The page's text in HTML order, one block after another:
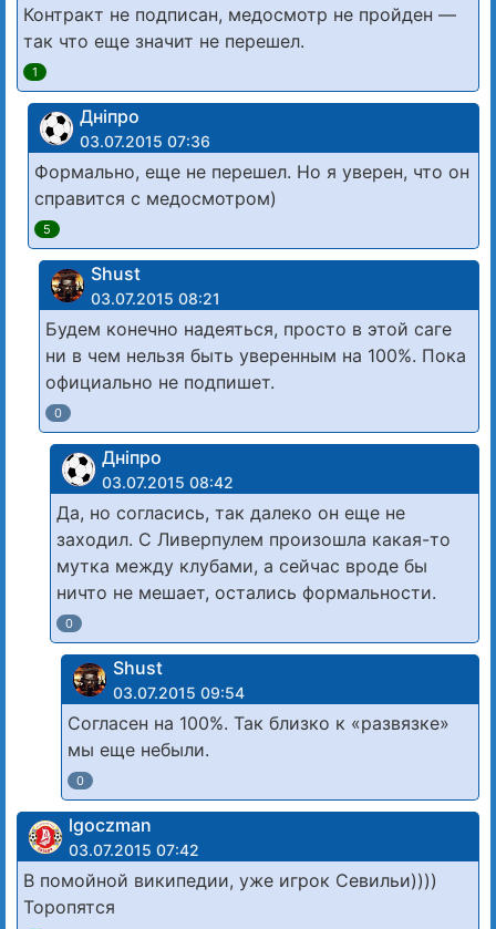
Контракт не подписан, медосмотр не пройден —
так что еще значит не перешел.
1
Дніпро
03.07.2015 07:36
Формально, еще не перешел. Но я уверен, что он
справится с медосмотром)
5
Shust
03.07.2015 08:21
Будем конечно надеяться, просто в этой саге
ни в чем нельзя быть уверенным на 100%. Пока
официально не подпишет.
0
Дніпро
03.07.2015 08:42
Да, но согласись, так далеко он еще не
заходил. С Ливерпулем произошла какая-то
мутка между клубами, а сейчас вроде бы
ничто не мешает, остались формальности.
0
Shust
03.07.2015 09:54
Согласен на 100%. Так близко к «развязке»
мы еще небыли.
0
lgoczman
03.07.2015 07:42
В помойной википедии, уже игрок Севильи))))
Торопятся